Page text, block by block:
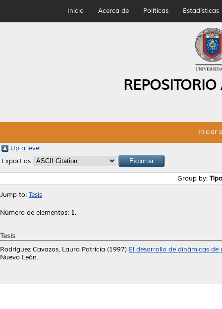
Inicio Acerca de Políticas Estadísticas
Iniciar
Up a level
Export as
Group by:
Jump to: Tesis
Número de elementos: 1.
Tesis
Rodríguez Cavazos, Laura Patricia (1997) El desarrollo de dinámicas
Nuevo León.